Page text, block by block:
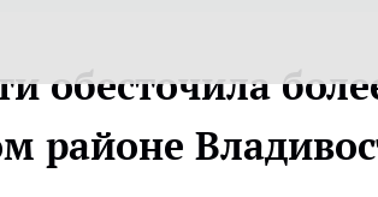
обесточила
районе